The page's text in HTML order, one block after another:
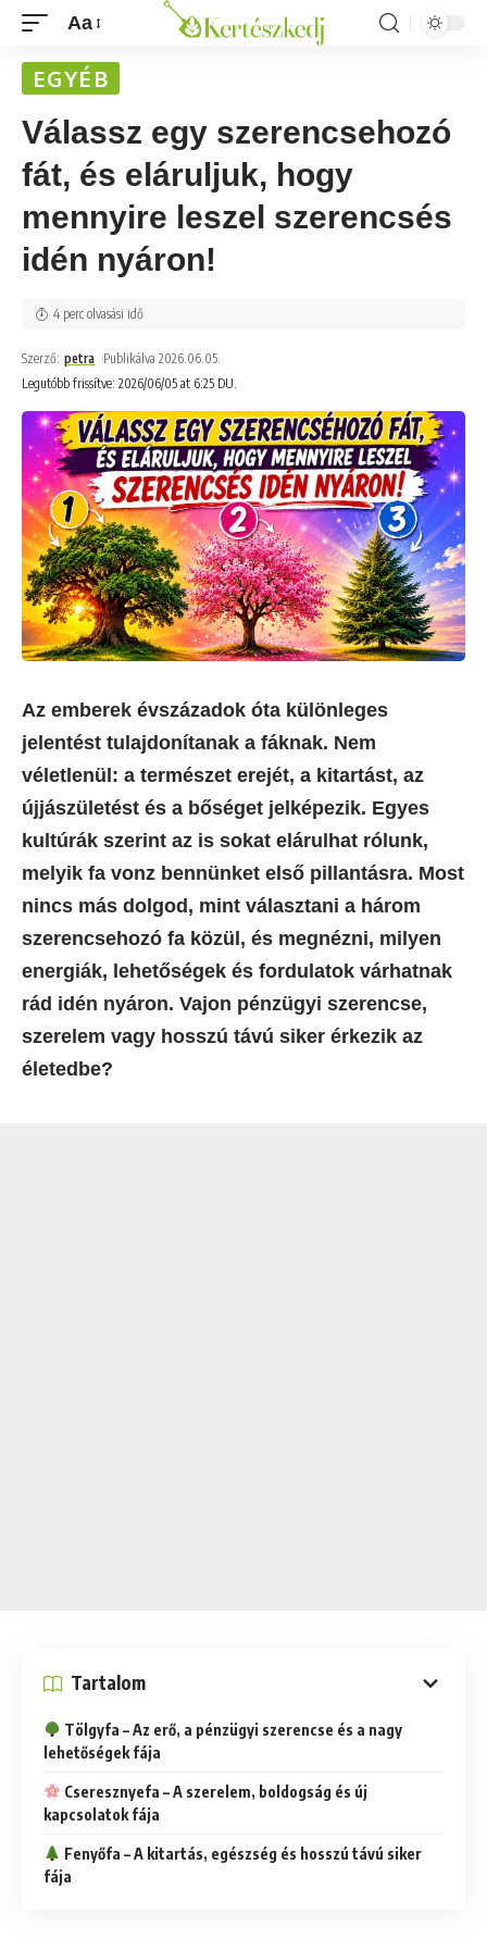
Aa
EGYÉB
Válassz egy szerencsehozó
fát, és eláruljuk, hogy
mennyire leszel szerencsés
idén nyáron!
Legutóbb frissítve: 2026/06/05 at 6:25 DU.
Szerző: petra Publikálva 2026.06.05.
4 perc olvasási idő
Az emberek évszázadok óta különleges
jelentést tulajdonítanak a fáknak. Nem
véletlenül: a természet erejét, a kitartást, az
újjászületést és a bőséget jelképezik. Egyes
kultúrák szerint az is sokat elárulhat rólunk,
melyik fa vonz bennünket első pillantásra. Most
nincs más dolgod, mint választani a három
szerencsehozó fa közül, és megnézni, milyen
energiák, lehetőségek és fordulatok várhatnak
rád idén nyáron. Vajon pénzügyi szerencse,
szerelem vagy hosszú távú siker érkezik az
életedbe?
Tartalom
Tölgyfa – Az erő, a pénzügyi szerencse és a nagy
lehetőségek fája
Cseresznyefa – A szerelem, boldogság és új
kapcsolatok fája
Fenyőfa – A kitartás, egészség és hosszú távú siker
fája